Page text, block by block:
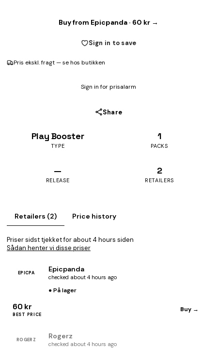
Buy from Epicpanda · 60 kr →
Sign in to save
Pris ekskl. fragt — se hos butikken
Sign in for prisalarm
Share
Play Booster
TYPE
1
PACKS
—
RELEASE
2
RETAILERS
Retailers (2) Price history
Priser sidst tjekket for about 4 hours siden
Sådan henter vi disse priser
EPICPA Epicpanda
checked about 4 hours ago
● På lager
60 kr
BEST PRICE
Buy →
ROGERZ Rogerz
checked about 4 hours ago